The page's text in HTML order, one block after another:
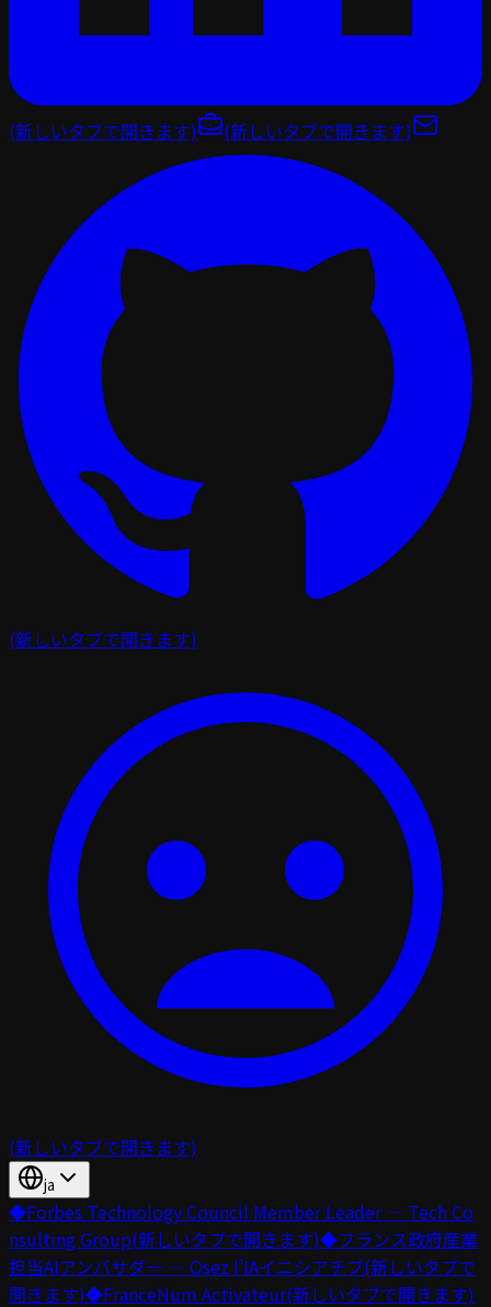
(新しいタブで開きます) (新しいタブで開きます)
(新しいタブで開きます)
(新しいタブで開きます)
ja
◆Forbes Technology Council Member Leader — Tech Co
nsulting Group(新しいタブで開きます)◆フランス政府産業
担当AIアンバサダー — Osez l’IAイニシアチブ(新しいタブで
開きます)◆FranceNum Activateur(新しいタブで開きます)